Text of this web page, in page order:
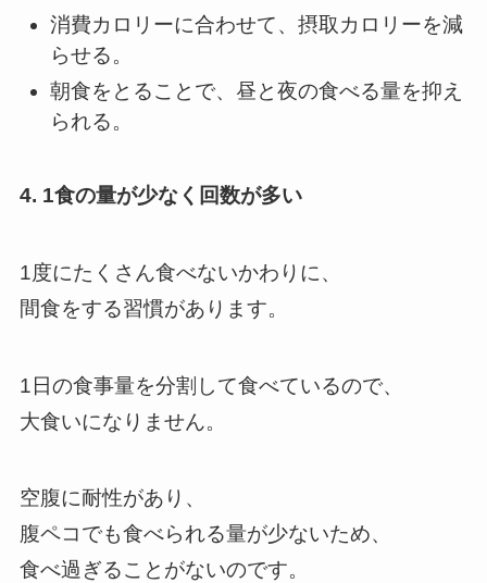
消費カロリーに合わせて、摂取カロリーを減
らせる。
朝食をとることで、昼と夜の食べる量を抑え
られる。
4. 1食の量が少なく回数が多い
1度にたくさん食べないかわりに、
間食をする習慣があります。
1日の食事量を分割して食べているので、
大食いになりません。
空腹に耐性があり、
腹ペコでも食べられる量が少ないため、
食べ過ぎることがないのです。